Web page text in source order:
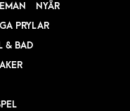
NYÅR
PRYLAR
& BAD